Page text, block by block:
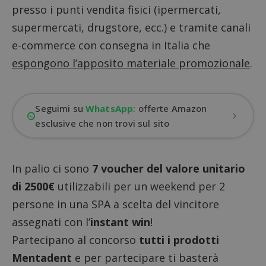
presso i punti vendita fisici (ipermercati,
supermercati, drugstore, ecc.) e tramite canali
e-commerce con consegna in Italia che
espongono l’apposito materiale promozionale.
Seguimi suWhatsApp: offerte Amazon
esclusive che non trovi sul sito
In palio ci sono 7 voucher del valore unitario
di 2500€ utilizzabili per un weekend per 2
persone in una SPA a scelta del vincitore
assegnati con l’instant win!
Partecipano al concorso tutti i prodotti
Mentadent e per partecipare ti basterà